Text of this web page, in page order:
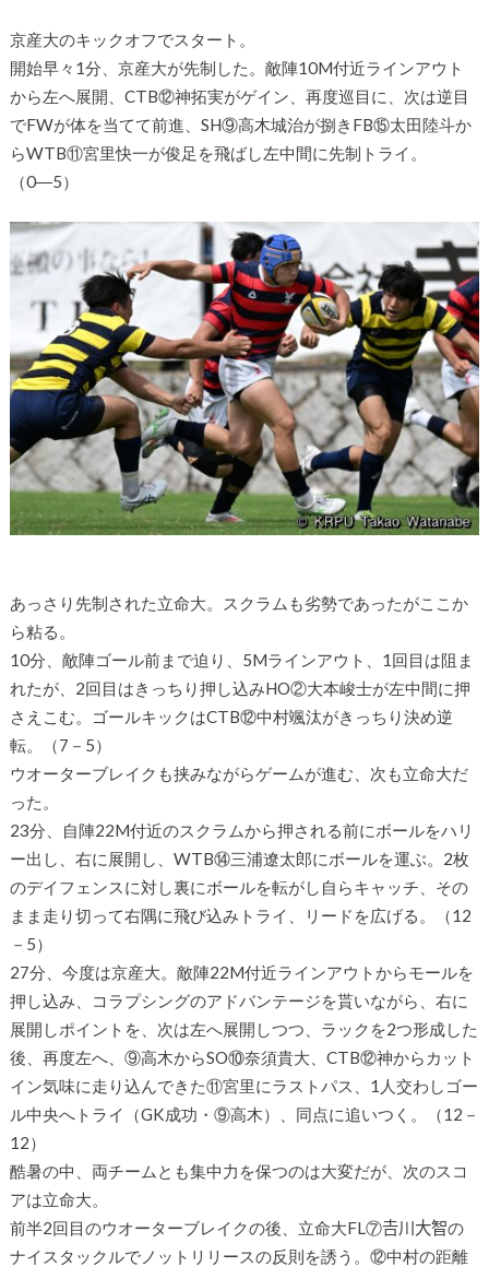
京産大のキックオフでスタート。
開始早々1分、京産大が先制した。敵陣10M付近ラインアウト
から左へ展開、CTB⑫神拓実がゲイン、再度巡目に、次は逆目
でFWが体を当てて前進、SH⑨高木城治が捌きFB⑮太田陸斗か
らWTB⑪宮里快一が俊足を飛ばし左中間に先制トライ。
（0―5）
あっさり先制された立命大。スクラムも劣勢であったがここか
ら粘る。
10分、敵陣ゴール前まで迫り、5Mラインアウト、1回目は阻ま
れたが、2回目はきっちり押し込みHO②大本峻士が左中間に押
さえこむ。ゴールキックはCTB⑫中村颯汰がきっちり決め逆
転。（7－5）
ウオーターブレイクも挟みながらゲームが進む、次も立命大だ
った。
23分、自陣22M付近のスクラムから押される前にボールをハリ
ー出し、右に展開し、WTB⑭三浦遼太郎にボールを運ぶ。2枚
のデイフェンスに対し裏にボールを転がし自らキャッチ、その
まま走り切って右隅に飛び込みトライ、リードを広げる。（12
－5）
27分、今度は京産大。敵陣22M付近ラインアウトからモールを
押し込み、コラプシングのアドバンテージを貰いながら、右に
展開しポイントを、次は左へ展開しつつ、ラックを2つ形成した
後、再度左へ、⑨高木からSO⑩奈須貴大、CTB⑫神からカット
イン気味に走り込んできた⑪宮里にラストパス、1人交わしゴー
ル中央へトライ（GK成功・⑨高木）、同点に追いつく。（12－
12）
酷暑の中、両チームとも集中力を保つのは大変だが、次のスコ
アは立命大。
前半2回目のウオーターブレイクの後、立命大FL⑦𠮷川大智の
ナイスタックルでノットリリースの反則を誘う。⑫中村の距離